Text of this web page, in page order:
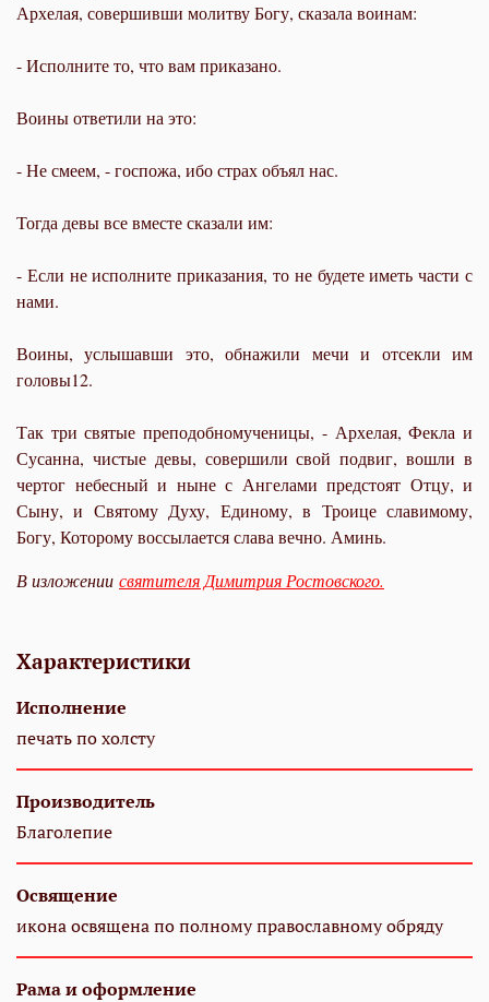
Архелая, совершивши молитву Богу, сказала воинам:
- Исполните то, что вам приказано.
Воины ответили на это:
- Не смеем, - госпожа, ибо страх объял нас.
Тогда девы все вместе сказали им:
- Если не исполните приказания, то не будете иметь части с
нами.
Воины, услышавши это, обнажили мечи и отсекли им
головы12.
Так три святые преподобномученицы, - Архелая, Фекла и
Сусанна, чистые девы, совершили свой подвиг, вошли в
чертог небесный и ныне с Ангелами предстоят Отцу, и
Сыну, и Святому Духу, Единому, в Троице славимому,
Богу, Которому воссылается слава вечно. Аминь.
В изложении святителя Димитрия Ростовского.
Характеристики
Исполнение
печать по холсту
Производитель
Благолепие
Освящение
икона освящена по полному православному обряду
Рама и оформление